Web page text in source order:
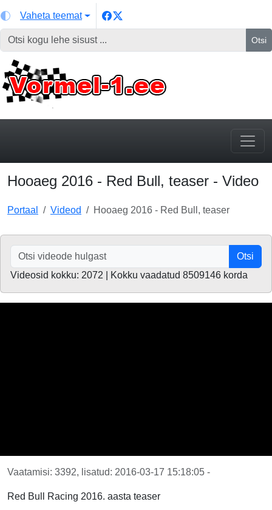
Vaheta teemat
Otsi
Hooaeg 2016 - Red Bull, teaser - Video
Portaal Videod Hooaeg 2016 - Red Bull, teaser
Otsi
Videosid kokku: 2072 | Kokku vaadatud 8509146 korda
Vaatamisi: 3392, lisatud: 2016-03-17 15:18:05 -
Red Bull Racing 2016. aasta teaser